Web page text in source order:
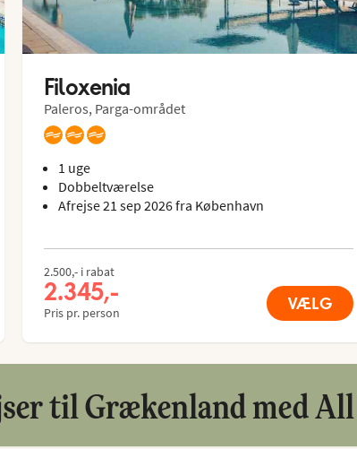
Filoxenia
Paleros, Parga-området
1 uge
Dobbeltværelse
Afrejse 21 sep 2026 fra København
2.500,- i rabat
2.345,-
Pris pr. person VÆLG
til Grækenland med